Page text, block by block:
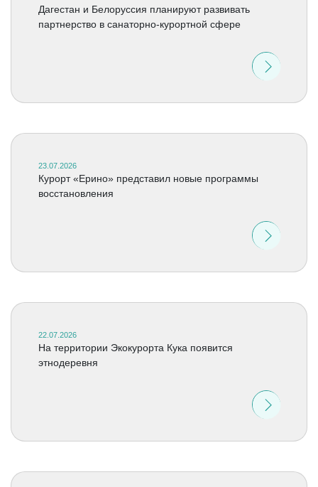
Дагестан и Белоруссия планируют развивать
партнерство в санаторно-курортной сфере
23.07.2026
Курорт «Ерино» представил новые программы
восстановления
22.07.2026
На территории Экокурорта Кука появится
этнодеревня